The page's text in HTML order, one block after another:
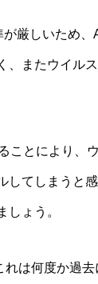
厳しいため
またウイル
ことにより、
てしまうと
ょう。
は何度か過